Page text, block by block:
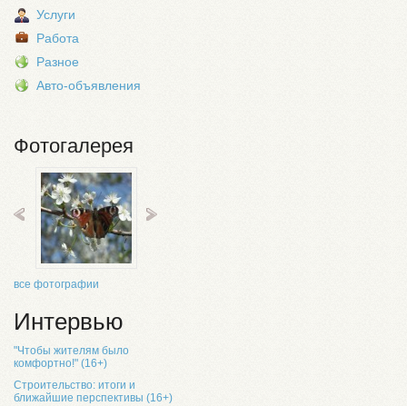
Услуги
Работа
Разное
Авто-объявления
Фотогалерея
все фотографии
Интервью
"Чтобы жителям было
комфортно!" (16+)
Строительство: итоги и
ближайшие перспективы (16+)